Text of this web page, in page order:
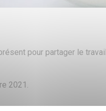
pour partager le
2021.